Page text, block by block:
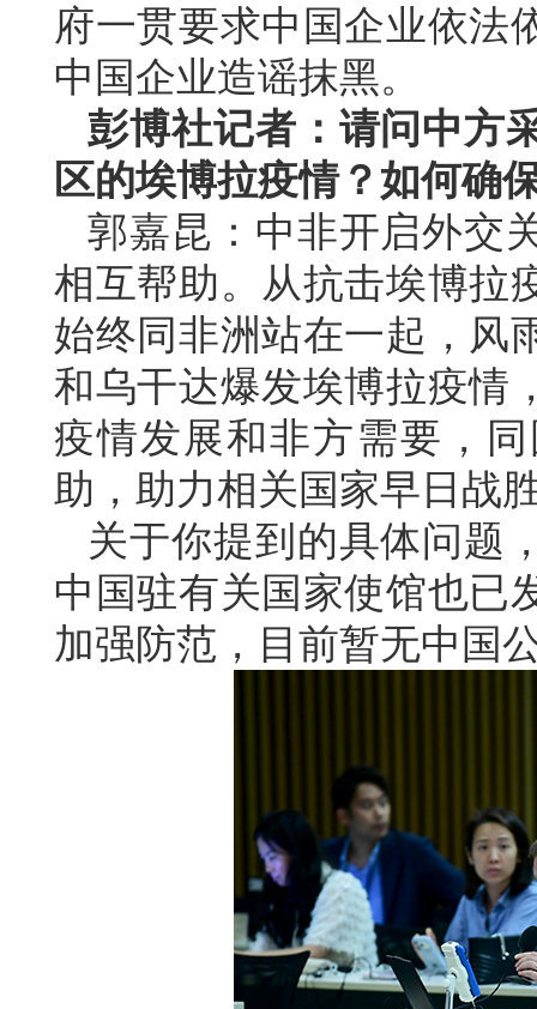
府一贯要求中国企业依法
中国企业造谣抹黑。
彭博社记者：请问中方
区的埃博拉疫情？如何确
郭嘉昆：中非开启外交
相互帮助。从抗击埃博拉
始终同非洲站在一起，风
和乌干达爆发埃博拉疫情
疫情发展和非方需要，
助，助力相关国家早日战
关于你提到的具体问题
中国驻有关国家使馆也已
加强防范，目前暂无中国